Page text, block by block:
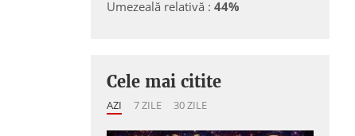
Umezeală relativă : 44%
Cele mai citite
AZI 7 ZILE 30 ZILE